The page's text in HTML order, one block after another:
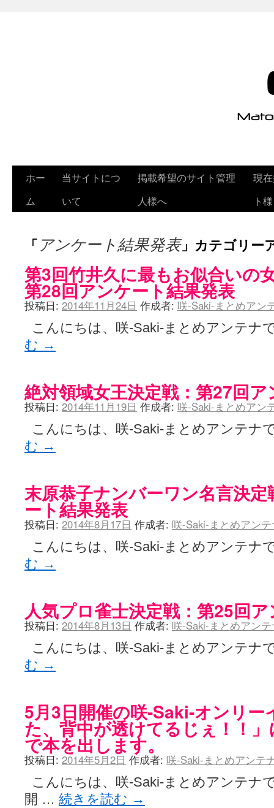
ホー
ム
当サイトにつ
いて
掲載希望のサイト管理
人様へ
現
ト様
「 アンケート結果発表」カテゴリー
第3回竹井久に最もお似合いの
第28回アンケート結果発表
投稿日: 2014年11月24日 作成者: 咲-Saki-まとめアン
こんにちは、咲-Saki-まとめアンテ
む →
絶対領域女王決定戦：第27回
投稿日: 2014年11月19日 作成者: 咲-Saki-まとめアン
こんにちは、咲-Saki-まとめアンテ
む →
末原恭子ナンバーワン名言決
ート結果発表
投稿日: 2014年8月17日 作成者: 咲-Saki-まとめアン
こんにちは、咲-Saki-まとめアンテ
む →
人気プロ雀士決定戦：第25回
投稿日: 2014年8月13日 作成者: 咲-Saki-まとめアン
こんにちは、咲-Saki-まとめアンテ
む →
5月3日開催の咲-Saki-オンリー
た、背中が透けてるじぇ！！
で本を出します。
投稿日: 2014年5月2日 作成者: 咲-Saki-まとめアンテ
こんにちは、咲-Saki-まとめアンテナ
開 … 続きを読む →